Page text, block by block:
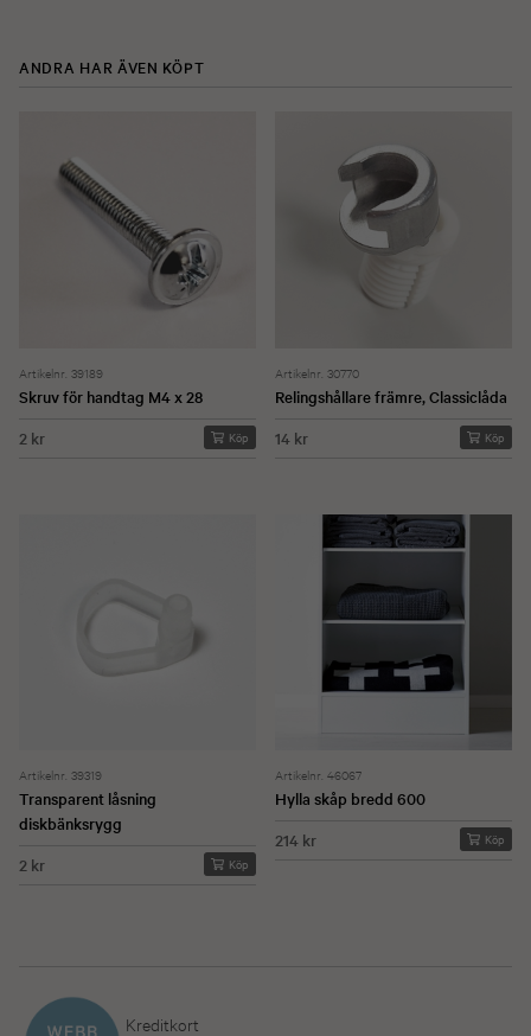
ANDRA HAR ÄVEN KÖPT
Artikelnr. 39189
Skruv för handtag M4 x 28
2 kr
Köp
Artikelnr. 30770
Relingshållare främre, Classiclåda
14 kr
Köp
Artikelnr. 39319
Transparent låsning
diskbänksrygg
2 kr
Köp
Artikelnr. 46067
Hylla skåp bredd 600
214 kr
Köp
Kreditkort